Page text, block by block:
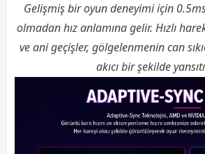
Gelişmiş bir oyun deneyimi için 0.5ms
olmadan hız anlamına gelir. Hızlı
ve ani geçişler, gölgelenmenin can
akıcı bir şekilde